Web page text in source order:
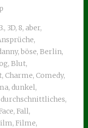
3., 3D, 8, aber,
,
, böse, Berlin,
, Blut,
, Charme, Comedy,
, dunkel,
durchschnittliches,
, Fall,
, Filme,